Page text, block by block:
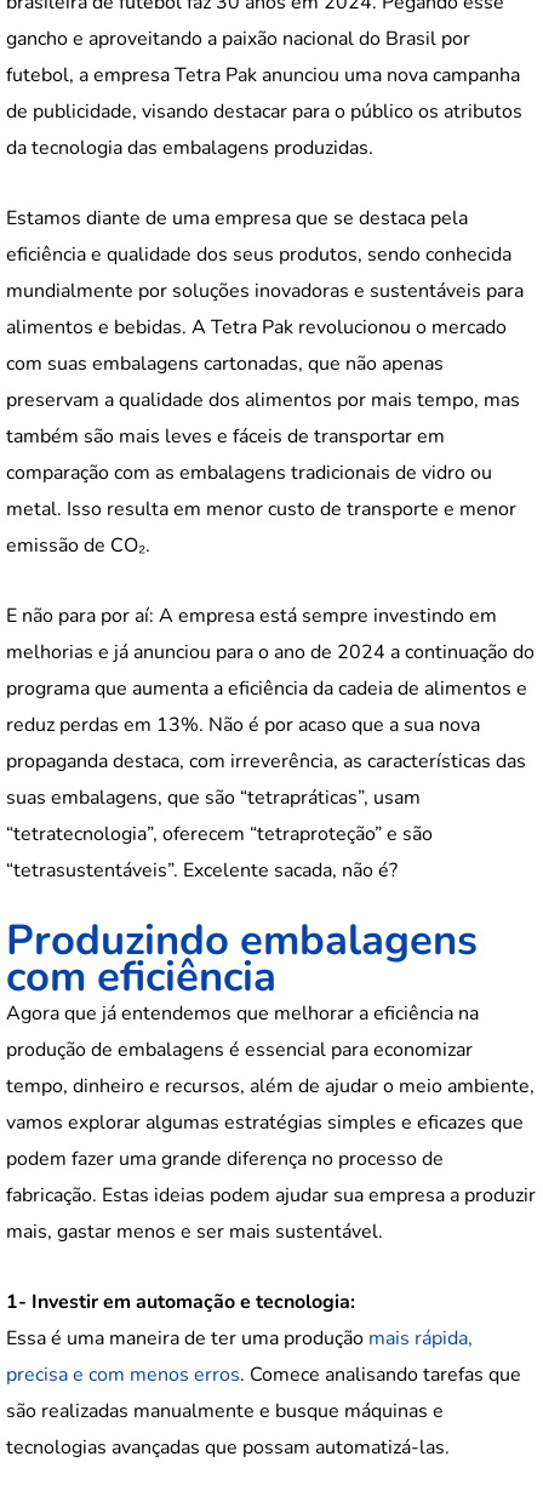
gancho e aproveitando a paixão nacional do Brasil por
futebol, a empresa Tetra Pak anunciou uma nova campanha
de publicidade, visando destacar para o público os atributos
da tecnologia das embalagens produzidas.
Estamos diante de uma empresa que se destaca pela
eficiência e qualidade dos seus produtos, sendo conhecida
mundialmente por soluções inovadoras e sustentáveis para
alimentos e bebidas. A Tetra Pak revolucionou o mercado
com suas embalagens cartonadas, que não apenas
preservam a qualidade dos alimentos por mais tempo, mas
também são mais leves e fáceis de transportar em
comparação com as embalagens tradicionais de vidro ou
metal. Isso resulta em menor custo de transporte e menor
emissão de CO₂.
E não para por aí: A empresa está sempre investindo em
melhorias e já anunciou para o ano de 2024 a continuação do
programa que aumenta a eficiência da cadeia de alimentos e
reduz perdas em 13%. Não é por acaso que a sua nova
propaganda destaca, com irreverência, as características das
suas embalagens, que são “tetrapráticas”, usam
“tetratecnologia”, oferecem “tetraproteção” e são
“tetrasustentáveis”. Excelente sacada, não é?
Produzindo embalagens
com eficiência
Agora que já entendemos que melhorar a eficiência na
produção de embalagens é essencial para economizar
tempo, dinheiro e recursos, além de ajudar o meio ambiente,
vamos explorar algumas estratégias simples e eficazes que
podem fazer uma grande diferença no processo de
fabricação. Estas ideias podem ajudar sua empresa a produzir
mais, gastar menos e ser mais sustentável.
1- Investir em automação e tecnologia:
Essa é uma maneira de ter uma produção mais rápida,
precisa e com menos erros. Comece analisando tarefas que
são realizadas manualmente e busque máquinas e
tecnologias avançadas que possam automatizá-las.